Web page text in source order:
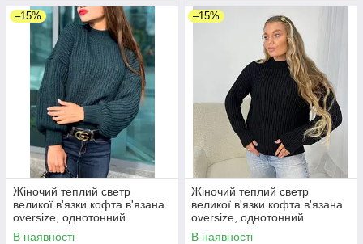
–15%
Жіночий теплий светр
великої в'язки кофта в'язана
oversize, однотонний
вільного крою
В наявності
–15%
Жіночий теплий светр
великої в'язки кофта в'язана
oversize, однотонний
вільного крою
В наявності